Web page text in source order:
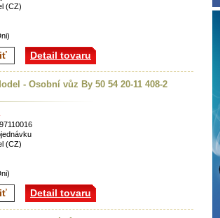
(CZ)
Detail tovaru
- Osobní vůz By 50 54 20-11 408-2
97110016
(CZ)
Detail tovaru